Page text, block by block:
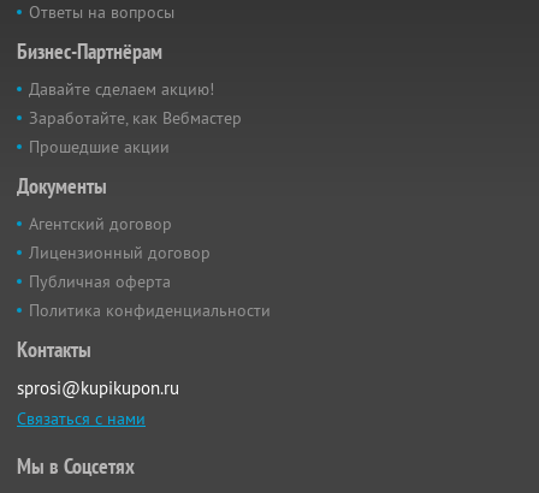
Ответы на вопросы
Бизнес-Партнёрам
Давайте сделаем акцию!
Заработайте, как Вебмастер
Прошедшие акции
Документы
Агентский договор
Лицензионный договор
Публичная оферта
Политика конфиденциальности
Контакты
sprosi@kupikupon.ru
Связаться с нами
Мы в Соцсетях